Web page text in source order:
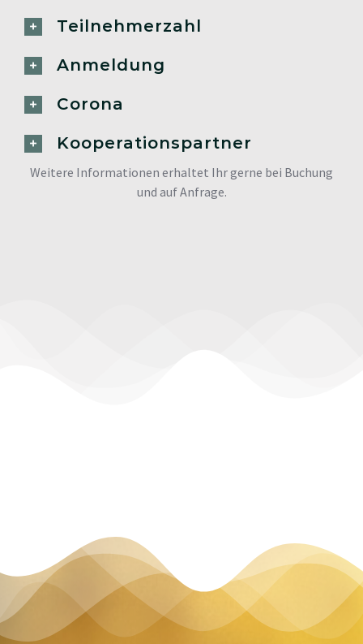
Teilnehmerzahl
Anmeldung
Corona
Kooperationspartner
Weitere Informationen erhaltet Ihr gerne bei Buchung
und auf Anfrage.